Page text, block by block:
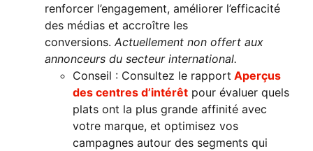
renforcer l’engagement, améliorer l’efficacité
des médias et accroître les
conversions. Actuellement non offert aux
annonceurs du secteur international.
Conseil : Consultez le rapport Aperçus
des centres d’intérêt pour évaluer quels
plats ont la plus grande affinité avec
votre marque, et optimisez vos
campagnes autour des segments qui